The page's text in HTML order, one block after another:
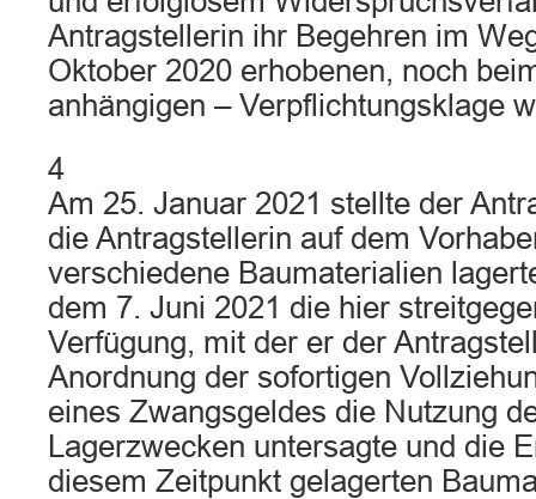
Antragstellerin ihr Begehren im
Oktober 2020 erhobenen, noch
anhängigen – Verpflichtungsklage
4
Am 25. Januar 2021 stellte der
die Antragstellerin auf dem
verschiedene Baumaterialien
dem 7. Juni 2021 die hier
Verfügung, mit der er der
Anordnung der sofortigen
eines Zwangsgeldes die Nutzung
Lagerzwecken untersagte und die
diesem Zeitpunkt gelagerten